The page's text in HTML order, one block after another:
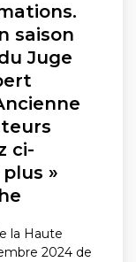
saison
Juge
ci-
»
la Haute
2024 de